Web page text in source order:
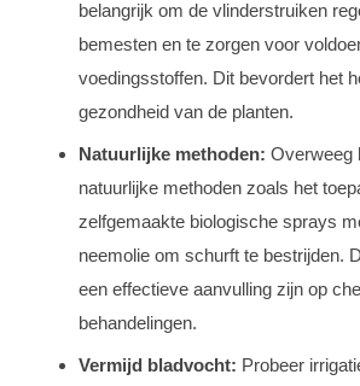
belangrijk om de vlinderstruiken
bemesten en te zorgen voor
voedingsstoffen. Dit bevordert het
gezondheid van de planten.
Natuurlijke methoden: Overweeg
natuurlijke methoden zoals het
zelfgemaakte biologische sprays
neemolie om schurft te bestrijden.
een effectieve aanvulling zijn op
behandelingen.
Vermijd bladvocht: Probeer